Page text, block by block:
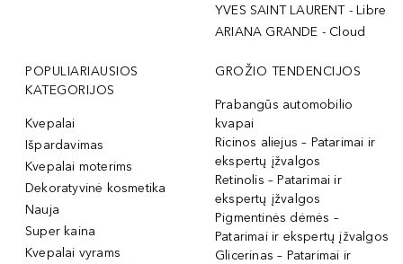
YVES SAINT LAURENT - Libre
ARIANA GRANDE - Cloud
POPULIARIAUSIOS
KATEGORIJOS
Kvepalai
Išpardavimas
Kvepalai moterims
Dekoratyvinė kosmetika
Nauja
Super kaina
Kvepalai vyrams
GROŽIO TENDENCIJOS
Prabangūs automobilio
kvapai
Ricinos aliejus – Patarimai ir
ekspertų įžvalgos
Retinolis – Patarimai ir
ekspertų įžvalgos
Pigmentinės dėmės –
Patarimai ir ekspertų įžvalgos
Glicerinas – Patarimai ir